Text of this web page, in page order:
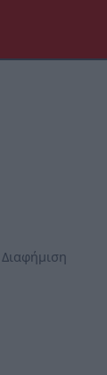
Διαφήμιση